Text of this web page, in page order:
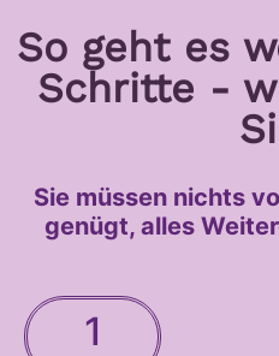
So geht es
Schritte -
Sie müssen nichts
genügt, alles
1